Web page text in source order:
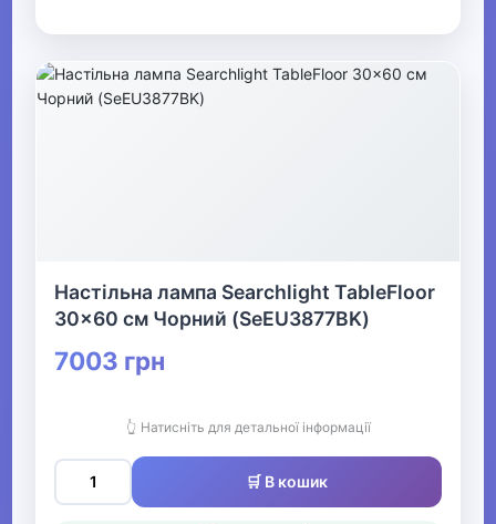
Настільна лампа Searchlight TableFloor
30x60 см Чорний (SeEU3877BK)
7003 грн
👆 Натисніть для детальної інформації
🛒 В кошик